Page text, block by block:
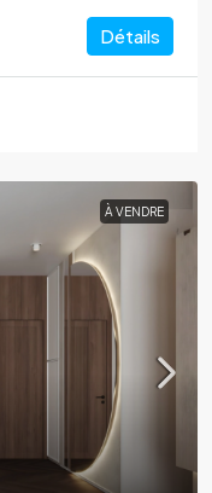
Détails
À VENDRE